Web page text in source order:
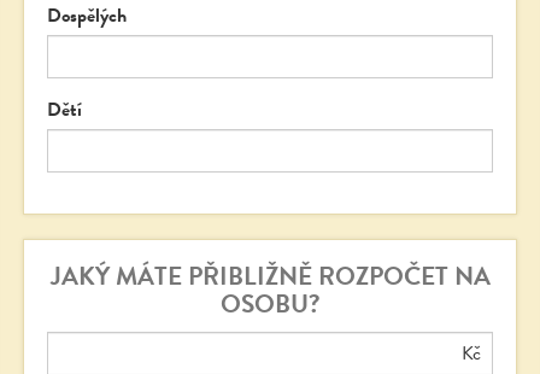
Dospělých
Dětí
JAKÝ MÁTE PŘIBLIŽNĚ ROZPOČET NA
OSOBU?
Kč